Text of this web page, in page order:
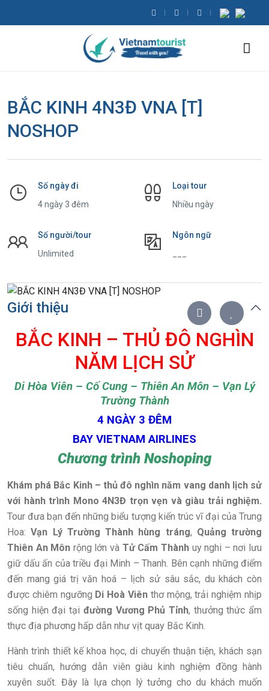
BẮC KINH 4N3Đ VNA [T]
NOSHOP
Số ngày đi
4 ngày 3 đêm
Loại tour
Nhiều ngày
Số người/tour
Unlimited
Ngôn ngữ
Giới thiệu
BẮC KINH – THỦ ĐÔ NGHÌN
NĂM LỊCH SỬ
Di Hòa Viên – Cố Cung – Thiên An Môn – Vạn Lý
Trường Thành
4 NGÀY 3 ĐÊM
BAY VIETNAM AIRLINES
Chương trình Noshoping
Khám phá Bắc Kinh – thủ đô nghìn năm vang danh lịch sử
với hành trình Mono 4N3Đ trọn vẹn và giàu trải nghiệm.
Tour đưa bạn đến những biểu tượng kiến trúc vĩ đại của Trung
Hoa:Vạn Lý Trường Thành hùng tráng, Quảng trường
Thiên An Môn rộng lớn và Tử Cấm Thànhuy nghi – nơi lưu
giữ dấu ấn của triều đại Minh – Thanh. Bên cạnh những điểm
đến mang giá trị văn hoá – lịch sử sâu sắc, du khách còn
được chiêm ngưỡng Di Hoà Viên thơ mộng, trải nghiệm nhịp
sống hiện đại tại đường Vương Phủ Tỉnh, thưởng thức ẩm
thực địa phương hấp dẫn như vịt quay Bắc Kinh.
Hành trình thiết kế khoa học, di chuyển thuận tiện, khách sạn
tiêu chuẩn, hướng dẫn viên giàu kinh nghiệm đồng hành
xuyên suốt. Đây là lựa chọn lý tưởng cho du khách muốn